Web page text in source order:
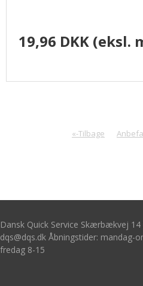
19,96 DKK (eksl.
«-Tilbage
Dansk Quick Service Skærbækvej
dqs@dqs.dk Åbningstider: mandag-
fredag 8-15